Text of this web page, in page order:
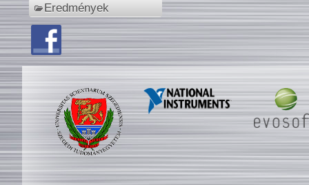
Eredmények